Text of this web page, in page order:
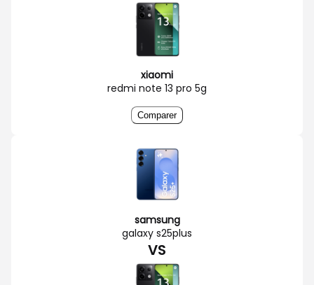
xiaomi
redmi note 13 pro 5g
Comparer
samsung
galaxy s25plus
VS